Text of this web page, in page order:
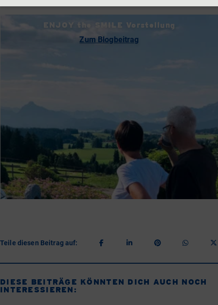
ENJOY the SMILE Vorstellung
Zum Blogbeitrag
Teile diesen Beitrag auf:
DIESE BEITRÄGE KÖNNTEN DICH AUCH NOCH
INTERESSIEREN: